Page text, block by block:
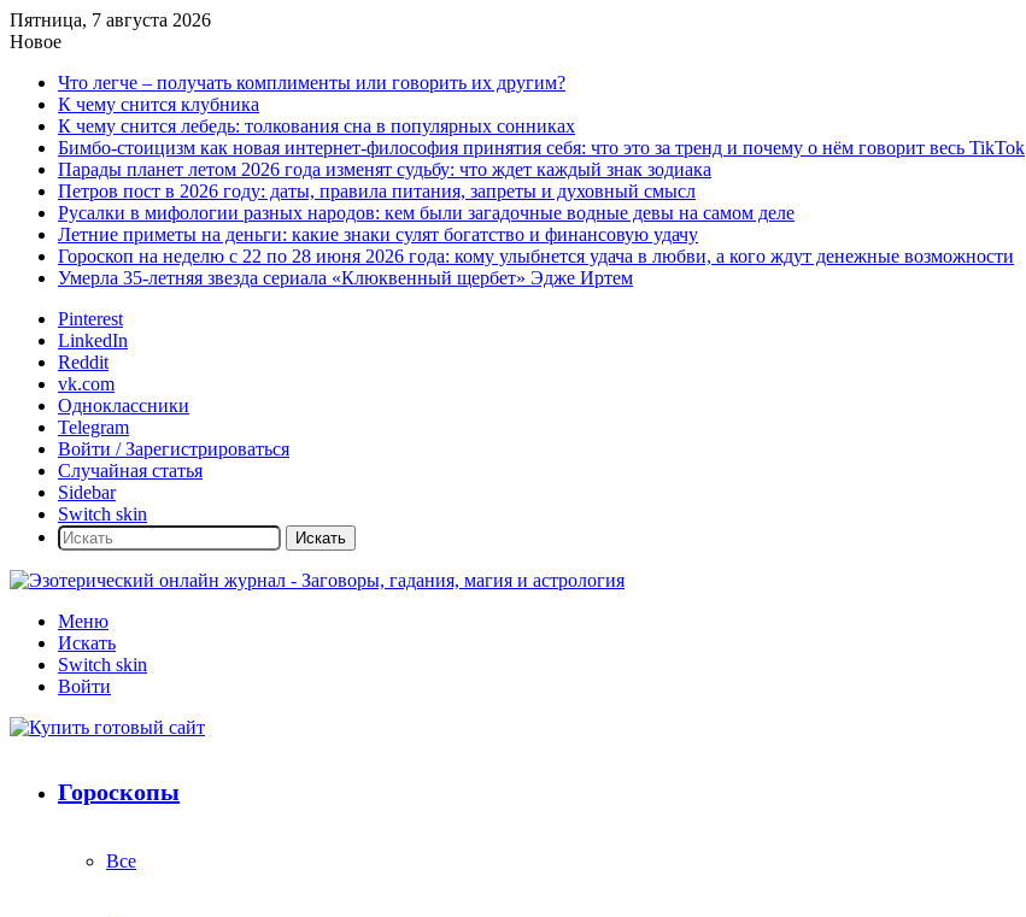
Пятница, 7 августа 2026
Новое
Что легче – получать комплименты или говорить их другим?
К чему снится клубника
К чему снится лебедь: толкования сна в популярных сонниках
Бимбо-стоицизм как новая интернет-философия принятия себя: что это за тренд и почему о нём говорит весь TikTok
Парады планет летом 2026 года изменят судьбу: что ждет каждый знак зодиака
Петров пост в 2026 году: даты, правила питания, запреты и духовный смысл
Русалки в мифологии разных народов: кем были загадочные водные девы на самом деле
Летние приметы на деньги: какие знаки сулят богатство и финансовую удачу
Гороскоп на неделю с 22 по 28 июня 2026 года: кому улыбнется удача в любви, а кого ждут денежные возможности
Умерла 35-летняя звезда сериала «Клюквенный щербет» Эдже Иртем
Pinterest
LinkedIn
Reddit
vk.com
Одноклассники
Telegram
Войти / Зарегистрироваться
Случайная статья
Sidebar
Switch skin
Искать
Меню
Искать
Switch skin
Войти
Гороскопы
Все